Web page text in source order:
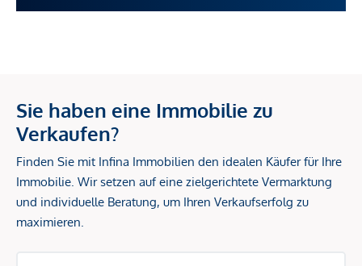
Sie haben eine Immobilie zu
Verkaufen?
Finden Sie mit Infina Immobilien den idealen Käufer für Ihre
Immobilie. Wir setzen auf eine zielgerichtete Vermarktung
und individuelle Beratung, um Ihren Verkaufserfolg zu
maximieren.